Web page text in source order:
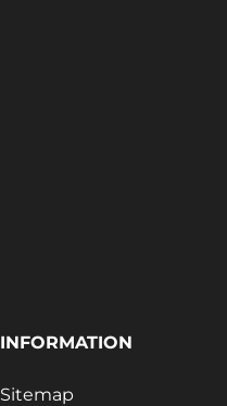
INFORMATION
Sitemap